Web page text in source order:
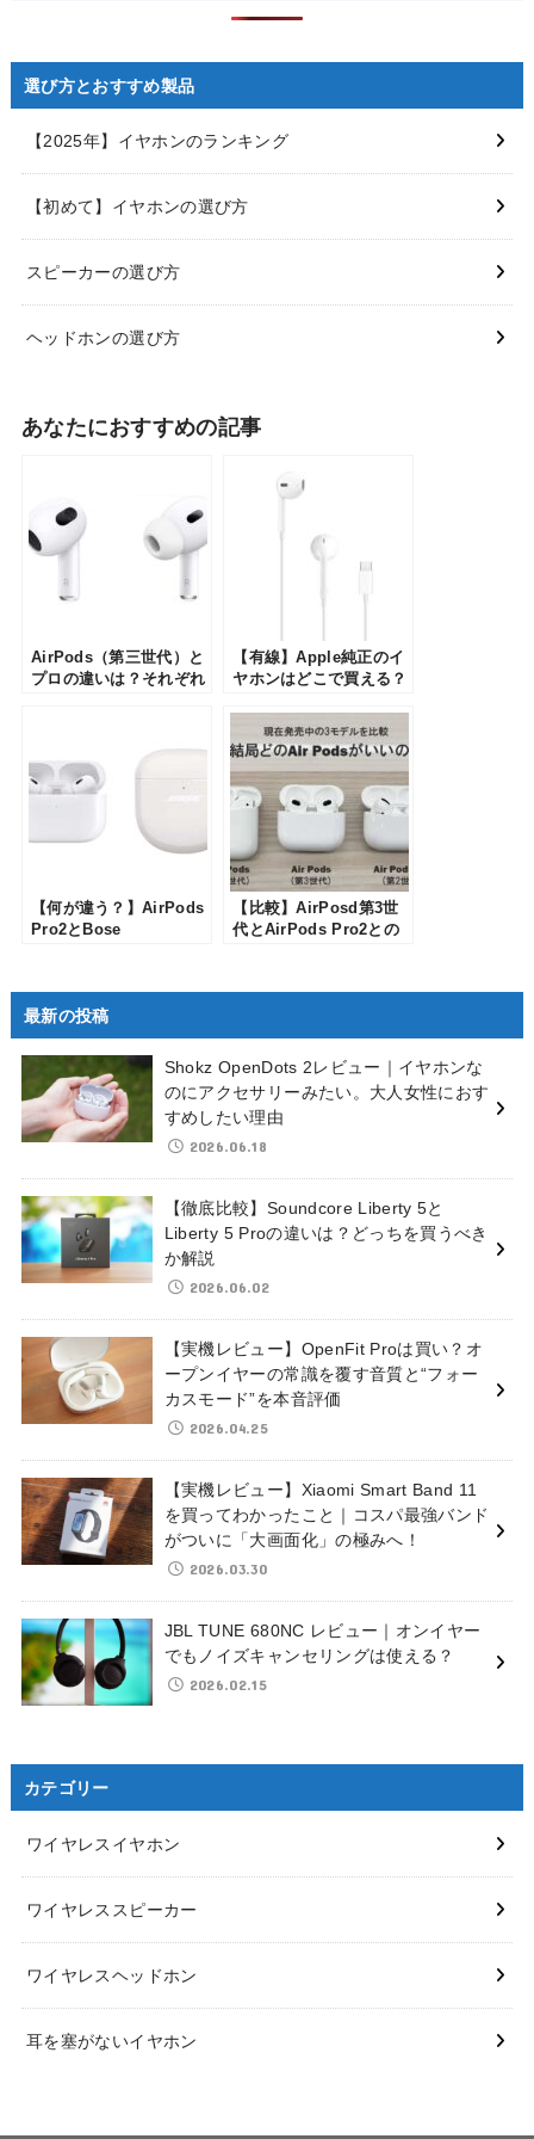
選び方とおすすめ製品
【2025年】イヤホンのランキング
【初めて】イヤホンの選び方
スピーカーの選び方
ヘッドホンの選び方
あなたにおすすめの記事
AirPods（第三世代）と
プロの違いは？それぞれ
【有線】Apple純正のイ
ヤホンはどこで買える？
能も解説
【何が違う？】AirPods
Pro2とBose
ーカー渾身の第2世代は
どちらが買いか？
【比較】AirPosd第3世
代とAirPods Pro2との
最新の投稿
Shokz OpenDots 2レビュー｜イヤホンな
のにアクセサリーみたい。大人女性におす
すめしたい理由
2026.06.18
【徹底比較】Soundcore Liberty 5と
Liberty 5 Proの違いは？どっちを買うべき
か解説
2026.06.02
【実機レビュー】OpenFit Proは買い？オ
ープンイヤーの常識を覆す音質と“フォー
カスモード”を本音評価
2026.04.25
【実機レビュー】Xiaomi Smart Band 11
を買ってわかったこと｜コスパ最強バンド
がついに「大画面化」の極みへ！
2026.03.30
JBL TUNE 680NC レビュー｜オンイヤー
でもノイズキャンセリングは使える？
2026.02.15
カテゴリー
ワイヤレスイヤホン
ワイヤレススピーカー
ワイヤレスヘッドホン
耳を塞がないイヤホン